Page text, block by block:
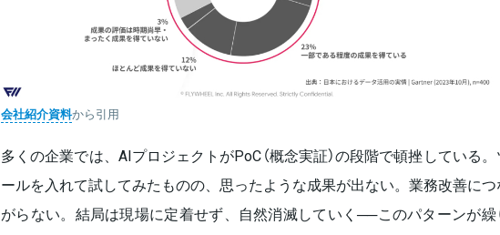
会社紹介資料から引用
多くの企業では、AIプロジェクトがPoC（概念実証）の段階で頓挫している。
ールを入れて試してみたものの、思ったような成果が出ない。業務改善につ
がらない。結局は現場に定着せず、自然消滅していく──このパターンが繰